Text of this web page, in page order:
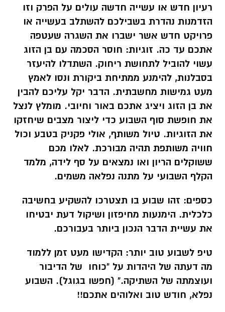
רעיון חדש או עשייה חדשה עולים על הפרק וזו
הזדמנות נהדרת בשבילכם להשתלב בעשייה או
פרויקט חדש אשר ישברו את השגרה שעטפה
אתכם עד כה. זוגיות: חוסר הסכמה עם בן הזוג
עשוי להוביל לתחושת ריחוק. השתדלו להיעזר
בסבלנות, להימנע ממתיחת ביקורת ונסו לאמץ
מעט גמישות מחשבתית. הדבר יקל עליכם להבין
את בן הזוג ויציג אתכם באור וחיובי. מומלץ לנצל
את חופשת סוף השבוע כדי ליצור מצבים שיחזקו
את הזוגיות. טיול משותף, אולי פקניק בטבע וכול
חוויה משותפת תהיה מבורכת. לאלו מכם
ששוקלים הריון ואו נמצאים על סף לידה, מלמד
הקלף השבועי על מתנה נפלאה משמים.
כספים: זהו שבוע בו תצטרכו להשקיע בחשיבה
כלכלית. הימנעות מחיפזון ושיקול דעת יבטיחו
את עשיית הדבר הנכון ביותר בעבורכם.
טיפ לשבוע טוב יותר: הקדישו מעט זמן ללמוד
מה דעתה של היהדות על "כוחו של הדיבור
ועוצמתה של השתיקה." (חפשו בגוגל). השבוע
נפלא, חודש טוב ואלוהים אתכם!!